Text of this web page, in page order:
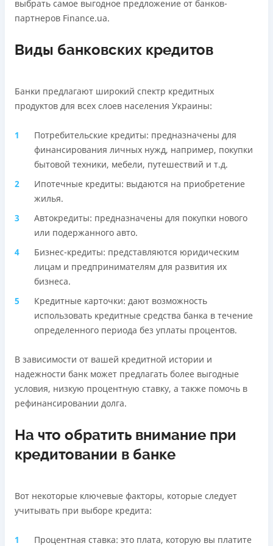
выбрать самое выгодное предложение от банков-
партнеров Finance.ua.
Виды банковских кредитов
Банки предлагают широкий спектр кредитных
продуктов для всех слоев населения Украины:
Потребительские кредиты: предназначены для
финансирования личных нужд, например, покупки
бытовой техники, мебели, путешествий и т.д.
Ипотечные кредиты: выдаются на приобретение
жилья.
Автокредиты: предназначены для покупки нового
или подержанного авто.
Бизнес-кредиты: представляются юридическим
лицам и предпринимателям для развития их
бизнеса.
Кредитные карточки: дают возможность
использовать кредитные средства банка в течение
определенного периода без уплаты процентов.
В зависимости от вашей кредитной истории и
надежности банк может предлагать более выгодные
условия, низкую процентную ставку, а также помочь в
рефинансировании долга.
На что обратить внимание при
кредитовании в банке
Вот некоторые ключевые факторы, которые следует
учитывать при выборе кредита:
Процентная ставка: это плата, которую вы платите